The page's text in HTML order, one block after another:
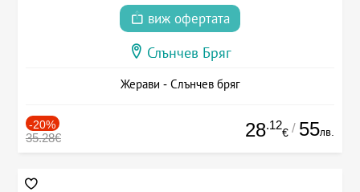
виж офертата
Слънчев Бряг
Жерави - Слънчев бряг
-20%
35.28€ 28.12
€ / 55лв.